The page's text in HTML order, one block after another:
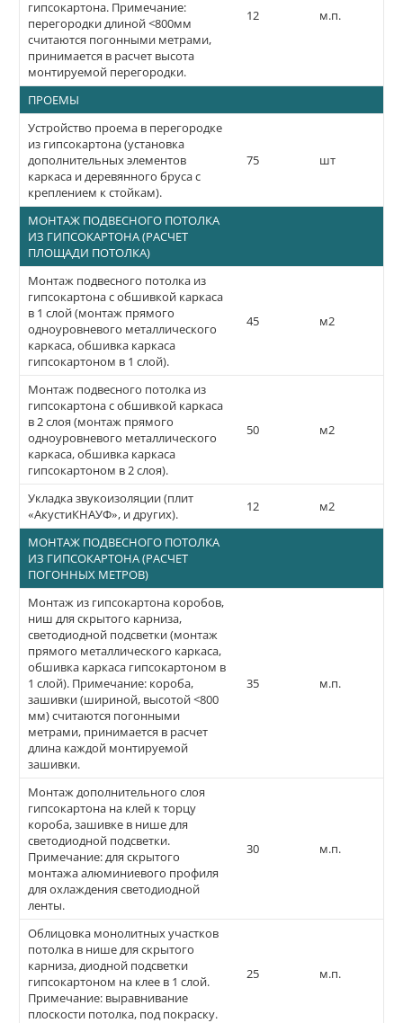
гипсокартона. Примечание:
перегородки длиной <800мм
считаются погонными метрами,
принимается в расчет высота
монтируемой перегородки.
12 м.п.
ПРОЕМЫ
Устройство проема в перегородке
из гипсокартона (установка
дополнительных элементов
каркаса и деревянного бруса с
креплением к стойкам).
75 шт
МОНТАЖ ПОДВЕСНОГО ПОТОЛКА
ИЗ ГИПСОКАРТОНА (РАСЧЕТ
ПЛОЩАДИ ПОТОЛКА)
Монтаж подвесного потолка из
гипсокартона с обшивкой каркаса
в 1 слой (монтаж прямого
одноуровневого металлического
каркаса, обшивка каркаса
гипсокартоном в 1 слой).
45 м2
Монтаж подвесного потолка из
гипсокартона с обшивкой каркаса
в 2 слоя (монтаж прямого
одноуровневого металлического
каркаса, обшивка каркаса
гипсокартоном в 2 слоя).
50 м2
Укладка звукоизоляции (плит
«АкустиКНАУФ», и других).
12 м2
МОНТАЖ ПОДВЕСНОГО ПОТОЛКА
ИЗ ГИПСОКАРТОНА (РАСЧЕТ
ПОГОННЫХ МЕТРОВ)
Монтаж из гипсокартона коробов,
ниш для скрытого карниза,
светодиодной подсветки (монтаж
прямого металлического каркаса,
обшивка каркаса гипсокартоном в
1 слой). Примечание: короба,
зашивки (шириной, высотой <800
мм) считаются погонными
метрами, принимается в расчет
длина каждой монтируемой
зашивки.
35 м.п.
Монтаж дополнительного слоя
гипсокартона на клей к торцу
короба, зашивке в нише для
светодиодной подсветки.
Примечание: для скрытого
монтажа алюминиевого профиля
для охлаждения светодиодной
ленты.
30 м.п.
Облицовка монолитных участков
потолка в нише для скрытого
карниза, диодной подсветки
гипсокартоном на клее в 1 слой.
Примечание: выравнивание
плоскости потолка, под покраску.
25 м.п.